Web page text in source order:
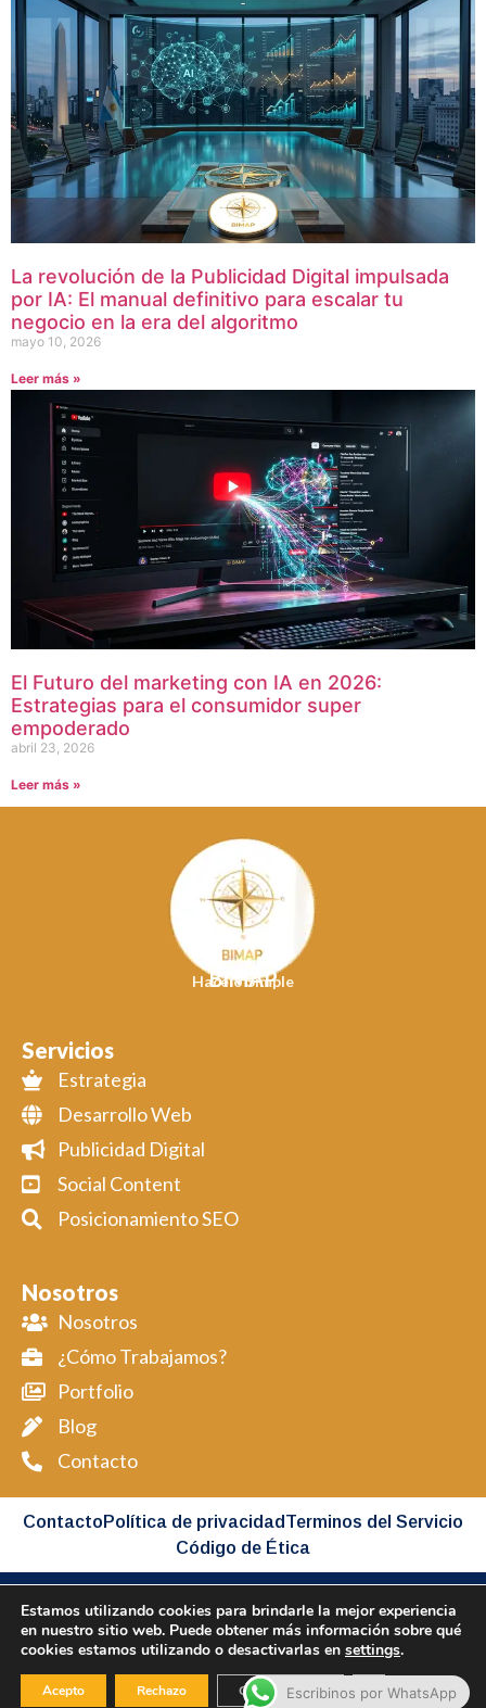
La revolución de la Publicidad Digital impulsada
por IA: El manual definitivo para escalar tu
negocio en la era del algoritmo
mayo 10, 2026
Leer más »
El Futuro del marketing con IA en 2026:
Estrategias para el consumidor super
empoderado
abril 23, 2026
Leer más »
BIMAP
Hacelo Simple
Servicios
Estrategia
Desarrollo Web
Publicidad Digital
Social Content
Posicionamiento SEO
Nosotros
Nosotros
¿Cómo Trabajamos?
Portfolio
Blog
Contacto
Contacto Política de privacidad Terminos del Servicio
Código de Ética
Copyright BIMAP © 2026 All Rights Reserved
Desarollado por BIMAP
Estamos utilizando cookies para brindarle la mejor experiencia
en nuestro sitio web. Puede obtener más información sobre qué
cookies estamos utilizando o desactivarlas en settings.
Acepto Rechazo Configuración Cerrar el banner
Escribinos por WhatsApp